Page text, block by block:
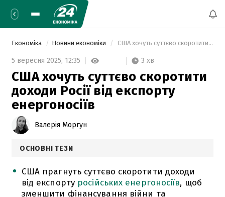
Економіка Новини економіки США хочуть суттєво скоротити доходи Росії від експорту енергоносіїв
5 вересня 2025, 12:35 3 хв
США хочуть суттєво скоротити
доходи Росії від експорту
енергоносіїв
Валерія Моргун
ОСНОВНІ ТЕЗИ
США прагнуть суттєво скоротити доходи
від експорту російських енергоносіїв, щоб
зменшити фінансування війни та